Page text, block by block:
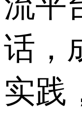
话，
实践